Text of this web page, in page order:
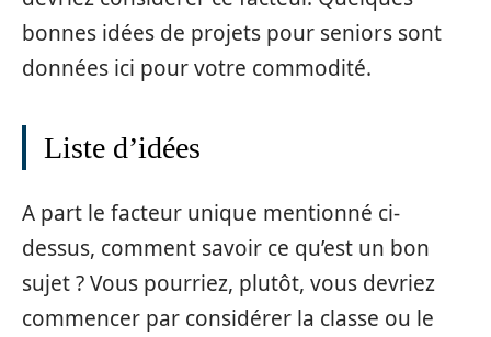
bonnes idées de projets pour seniors sont
données ici pour votre commodité.
Liste d’idées
A part le facteur unique mentionné ci-
dessus, comment savoir ce qu’est un bon
sujet ? Vous pourriez, plutôt, vous devriez
commencer par considérer la classe ou le